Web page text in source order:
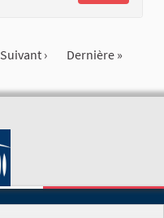
Suivant › Dernière »